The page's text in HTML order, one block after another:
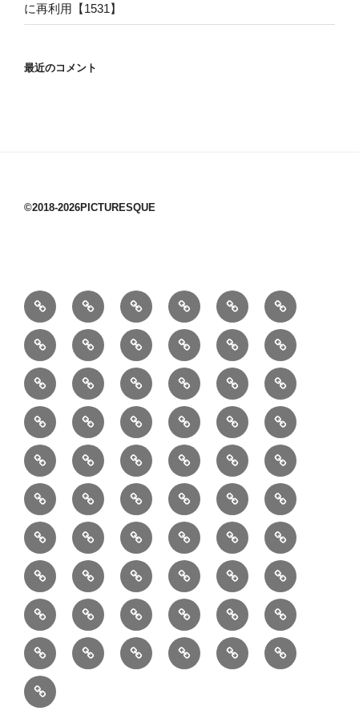
に再利用【1531】
最近のコメント
©2018-2026PICTURESQUE
1/10：
材
料
10/10：
ジ
ュ
エ
リ
ー
2/10：
製
作
3/10：
は
ぎ
れ
4/10：
Ｈ
Ｍ
Ｂ
教
室
5/10：
事
業
6/10：
読
書
7/10：
食・
健
康
8/10：
リ
フ
ォ
ー
ム
9/10：
コ
ー
デ
creema
で
販
売
中
の
ハ
ン
ド
メ
イ
ド
バ
ッ
グ
①
入
園
バ
ッ
グ
セ
ッ
ト
②
半
月
型
③
巾
着
袋
（縦
長）
④
巾
着
袋
（小）
⑤
巾
着
シ
ョ
ル
ダ
ー
⑥
小
動
物
用
小
物
⑦
リ
ュ
ッ
ク
⑧
メ
ッ
セ
ン
ジ
ャ
ー
⑨
ミ
シ
ン
カ
バ
ー
⑩
マ
チ
無
し
シ
ョ
ル
ダ
ー
（定
番
品
⑪
マ
ス
ク
⑫
ポ
ー
チ
⑬
ボ
デ
ィ
ー
バ
ッ
グ
⑭
ボ
ッ
ク
ス
型
⑮
ボ
ス
ト
ン
⑯
ヘ
ル
メ
ッ
ト
バ
ッ
グ
⑰
ピ
ン
タ
ッ
ク
バ
ッ
グ
⑱
ビ
ジ
ネ
ス
バ
ッ
グ
⑲
バ
ニ
テ
ィ
ー
⑳
ハ
ン
ド
バ
ッ
グ
お
取
引
の
流
れ
お
問
合
せ
及
び
ご
相
談
デ
ジ
タ
ル
コ
ン
テ
ン
ツ
デ
ジ
タ
ル
コ
ン
テ
ン
ツ
ブ
ロ
グ
プ
ラ
イ
バ
シ
ー
ポ
リ
シ
ラ
ン
デ
ィ
ン
グ
ペ
ル
ー
ル
レ
ン
タ
ル
ジ
ュ
エ
レ
ン
タ
ル
ジ
ュ
エ
㉑
イ
ン
テ
リ
ア
収
㉒
エ
コ
バ
ッ
グ
（定
㉓
楽
器
入
れ
㉔
ナ
ッ
プ
サ
ッ
㉕
ド
ー
ム
型
㉖
ド
イ
リ
ー
㉗
オ
ー
ル
イ
ン
㉘
カ
ー
テ
ン
㉙
ク
ッ
シ
㉚
ク
ラ
ッ
㉛
ト
ー
ト
㉜
洋
服
ラ
事
業
者
か
事
業
者
伝
言
共
有
最
近
本
物
製
作
Ｓ
Ｎ